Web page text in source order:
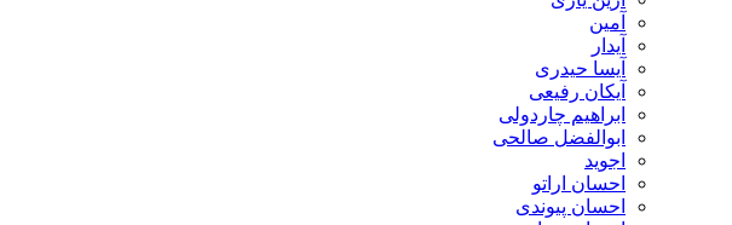
آمین
آیدار
آیسا حیدری
آیکان رفیعی
ابراهیم چاردولی
ابوالفضل صالحی
اجوید
احسان اراتو
احسان پیوندی